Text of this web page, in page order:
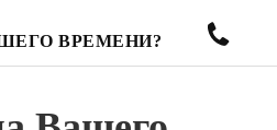
ВРЕМЕНИ?